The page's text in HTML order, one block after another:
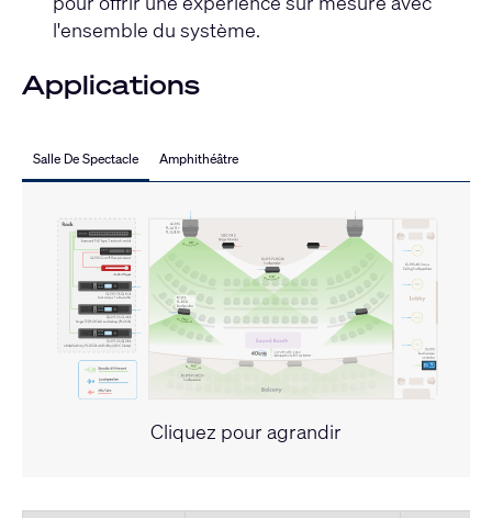
l'ensemble du système.
Applications
Salle De Spectacle Amphithéâtre
Cliquez pour agrandir